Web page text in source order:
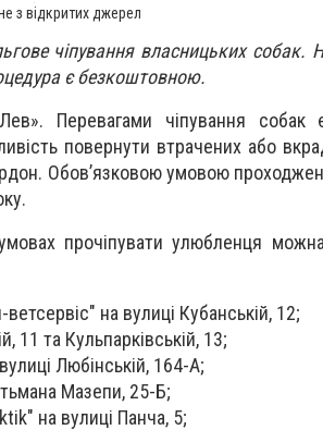
з відкритих джерел
чіпування власницьких собак.
є безкоштовною.
Перевагами чіпування собак
повернути втрачених або
Обов’язковою умовою
прочіпувати улюбленця
на вулиці Кубанській, 12;
11 та Кульпарківській, 13;
Любінській, 164-А;
Мазепи, 25-Б;
на вулиці Панча, 5;